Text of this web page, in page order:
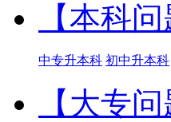
【本科问
中专升本科 初中升本科
【大专问